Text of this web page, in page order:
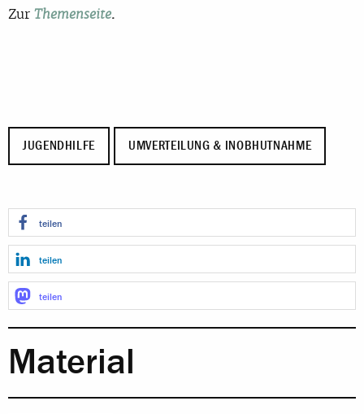
Zur Themenseite.
JUGENDHILFE UMVERTEILUNG & INOBHUTNAHME
teilen
teilen
teilen
Material